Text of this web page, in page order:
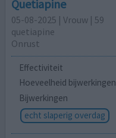
Quetiapine
05-08-2025 | Vrouw | 59
quetiapine
Onrust
Effectiviteit
Hoeveelheid bijwerkingen
Bijwerkingen
echt slaperig overdag